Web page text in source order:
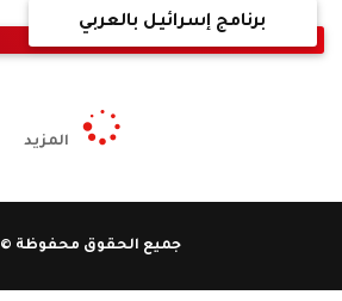
برنامج إسرائيل بالعربي
المزيد
جميع الحقوق محفوظة © ٢٠٢٠